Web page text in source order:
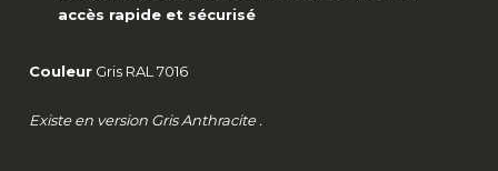
accès rapide et sécurisé
Couleur Gris RAL 7016
Existe en version Gris Anthracite .